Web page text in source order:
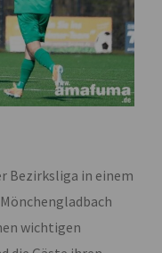
Bezirksliga in einem
wichtigen